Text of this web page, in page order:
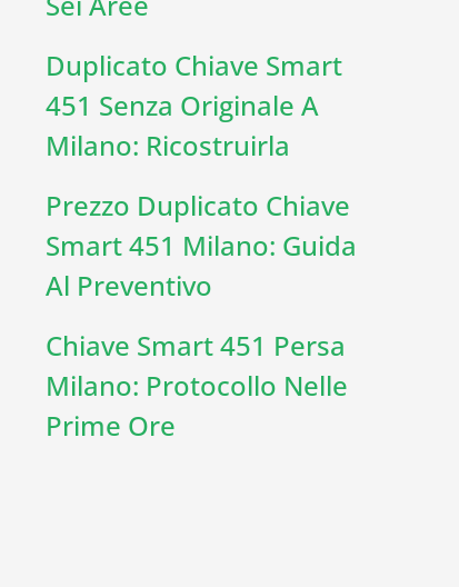
Duplicato Chiave Smart
451 Senza Originale A
Milano: Ricostruirla
Prezzo Duplicato Chiave
Smart 451 Milano: Guida
Al Preventivo
Chiave Smart 451 Persa
Milano: Protocollo Nelle
Prime Ore